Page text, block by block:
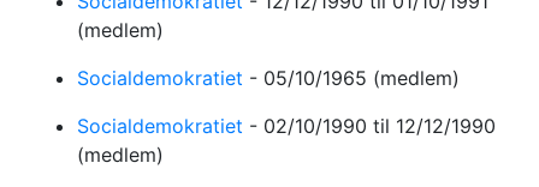
(medlem)
Socialdemokratiet - 05/10/1965 (medlem)
Socialdemokratiet - 02/10/1990 til 12/12/1990
(medlem)